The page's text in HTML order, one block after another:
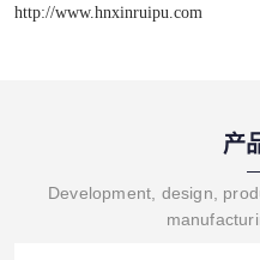
http://www.hnxinruipu.com
产
Development, design,